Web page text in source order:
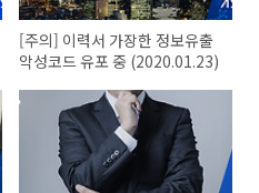
[주의] 이력서 가장한 정보유출
악성코드 유포 중 (2020.01.23)